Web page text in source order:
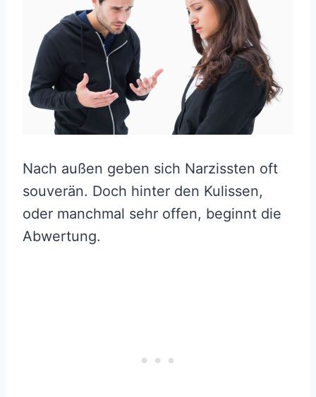
Nach außen geben sich Narzissten oft
souverän. Doch hinter den Kulissen,
oder manchmal sehr offen, beginnt die
Abwertung.